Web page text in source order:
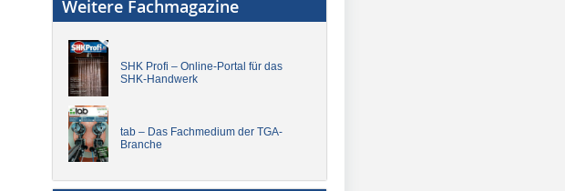
Weitere Fachmagazine
SHK Profi – Online-Portal für das
SHK-Handwerk
tab – Das Fachmedium der TGA-
Branche